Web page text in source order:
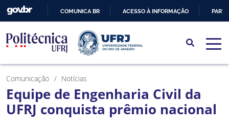
PARA
O
CONTEÚDO
COMUNICA BR ACESSO À INFORMAÇÃO
Comunicação Notícias
Equipe de Engenharia Civil da
UFRJ conquista prêmio nacional